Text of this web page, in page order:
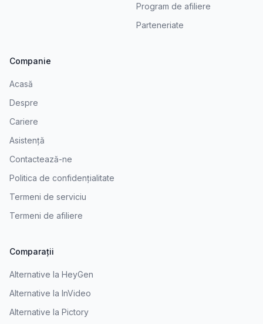
Program de afiliere
Parteneriate
Companie
Acasă
Despre
Cariere
Asistență
Contactează-ne
Politica de confidențialitate
Termeni de serviciu
Termeni de afiliere
Comparații
Alternative la HeyGen
Alternative la InVideo
Alternative la Pictory